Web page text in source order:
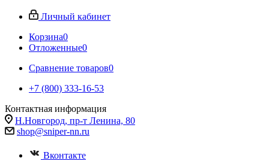
Личный кабинет
Корзина0
Отложенные0
Сравнение товаров0
+7 (800) 333-16-53
Контактная информация
Н.Новгород, пр-т Ленина, 80
shop@sniper-nn.ru
Вконтакте